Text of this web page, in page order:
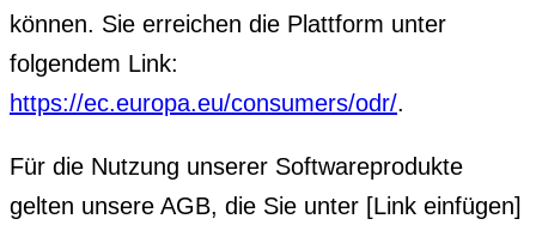
können. Sie erreichen die Plattform unter
folgendem Link:
https://ec.europa.eu/consumers/odr/.
Für die Nutzung unserer Softwareprodukte
gelten unsere AGB, die Sie unter [Link einfügen]